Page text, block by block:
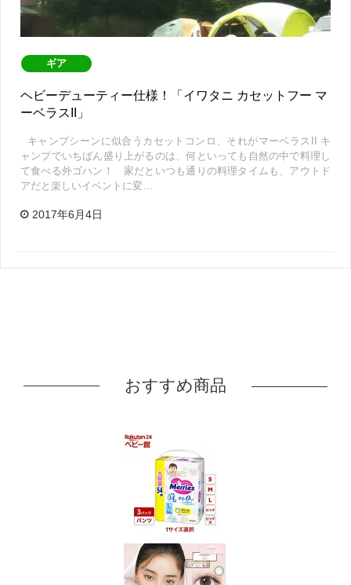
ギア
ヘビーデューティー仕様！「イワタニ カセットフー マ
ーベラスII」
キャンプシーンに似合うカセットコンロ、それがマーベラスII キ
ャンプでいちばん盛り上がるのは、何といっても自然の中で料理し
て食べる外ゴハン！ 家だといつも通りの料理タイムも、アウトド
アだと楽しいイベントに変…
2017年6月4日
おすすめ商品